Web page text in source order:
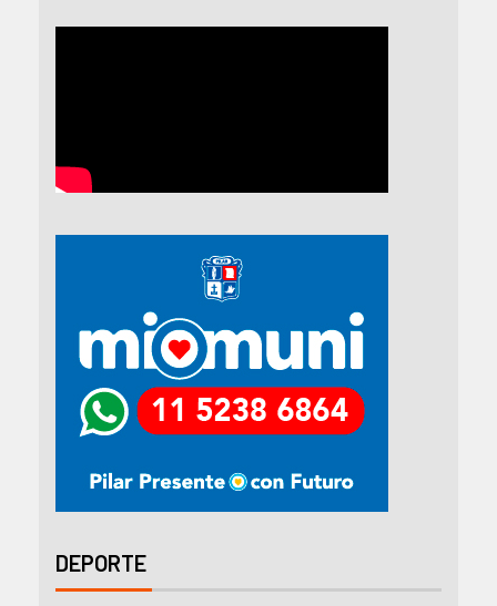
DEPORTE